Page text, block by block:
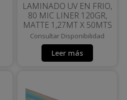
LAMINADO UV EN FRIO,
80 MIC LINER 120GR,
MATTE 1,27MT X 50MTS
Consultar Disponibilidad
Leer más